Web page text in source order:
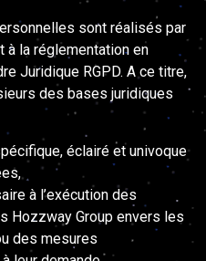
sont réalisés par
à la réglementation en
Juridique RGPD. A ce titre,
des bases juridiques
éclairé et univoque
à l’exécution des
Hozzway Group envers les
des mesures